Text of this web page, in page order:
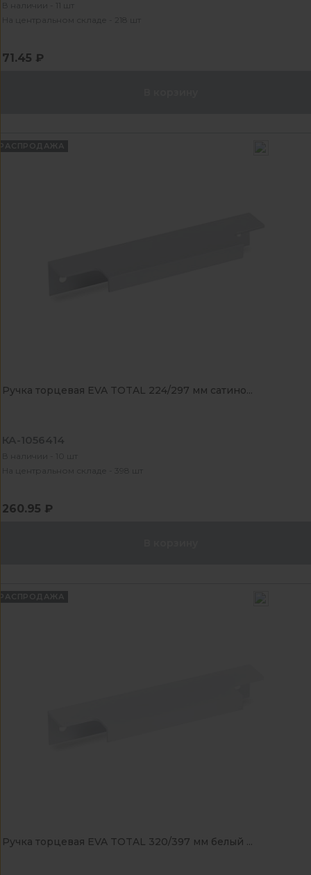
В наличии - 11 шт
На центральном складе - 218 шт
71.45 ₽
Ручка торцевая EVA TOTAL 224/297 мм сатино...
КА-1056414
В наличии - 10 шт
На центральном складе - 398 шт
260.95 ₽
Ручка торцевая EVA TOTAL 320/397 мм белый ...